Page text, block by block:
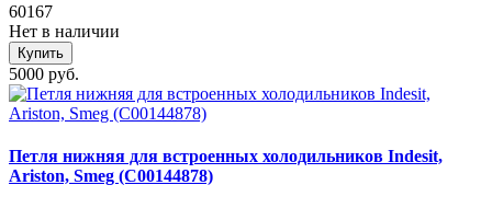
60167
Нет в наличии
Купить
5000 руб.
Петля нижняя для встроенных холодильников Indesit,
Ariston, Smeg (C00144878)